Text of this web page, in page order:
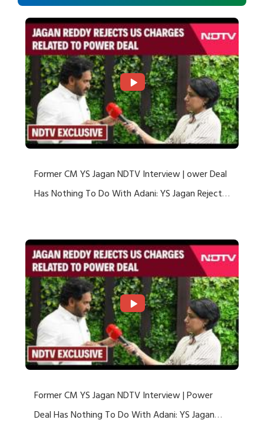
Former CM YS Jagan NDTV Interview | ower Deal
Has Nothing To Do With Adani: YS Jagan Rejects
Former CM YS Jagan NDTV Interview | Power
Deal Has Nothing To Do With Adani: YS Jagan